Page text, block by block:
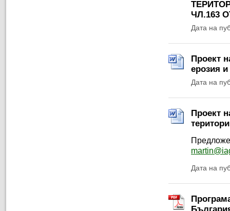
ЧЛ.163
Дата на
Проект
ерозия
Дата на
Проект
Дата на